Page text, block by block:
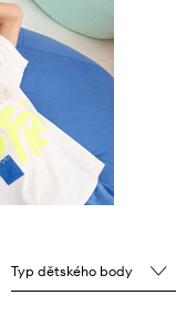
Typ dětského body